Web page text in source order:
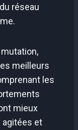
réseau
meilleurs
les
mieux
agitées et